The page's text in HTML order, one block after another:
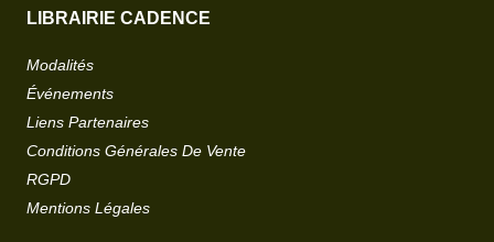
LIBRAIRIE CADENCE
Modalités
Événements
Liens Partenaires
Conditions Générales De Vente
RGPD
Mentions Légales